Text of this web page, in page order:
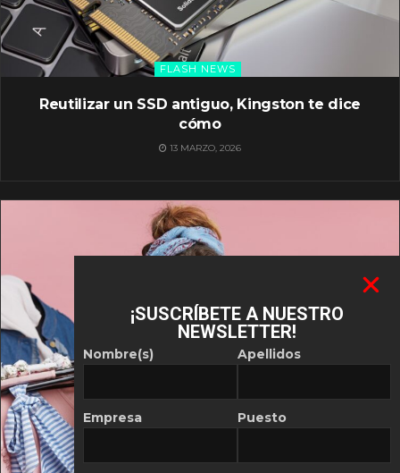
FLASH NEWS
Reutilizar un SSD antiguo, Kingston te dice
cómo
13 MARZO, 2026
¡SUSCRÍBETE A NUESTRO
NEWSLETTER!
Nombre(s)
Empresa
Apellidos
Puesto